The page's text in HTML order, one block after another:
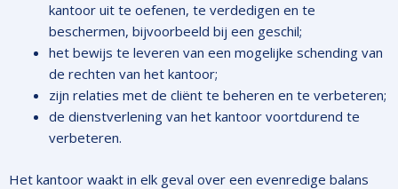
kantoor uit te oefenen, te verdedigen en te
beschermen, bijvoorbeeld bij een geschil;
het bewijs te leveren van een mogelijke schending van
de rechten van het kantoor;
zijn relaties met de cliënt te beheren en te verbeteren;
de dienstverlening van het kantoor voortdurend te
verbeteren.
Het kantoor waakt in elk geval over een evenredige balans